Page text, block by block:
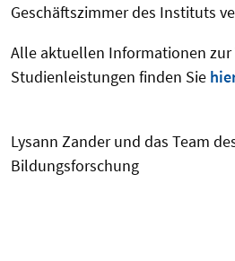
Geschäftszimmer des Instituts
Alle aktuellen Informationen zur
Studienleistungen finden Sie
Lysann Zander und das Team
Bildungsforschung